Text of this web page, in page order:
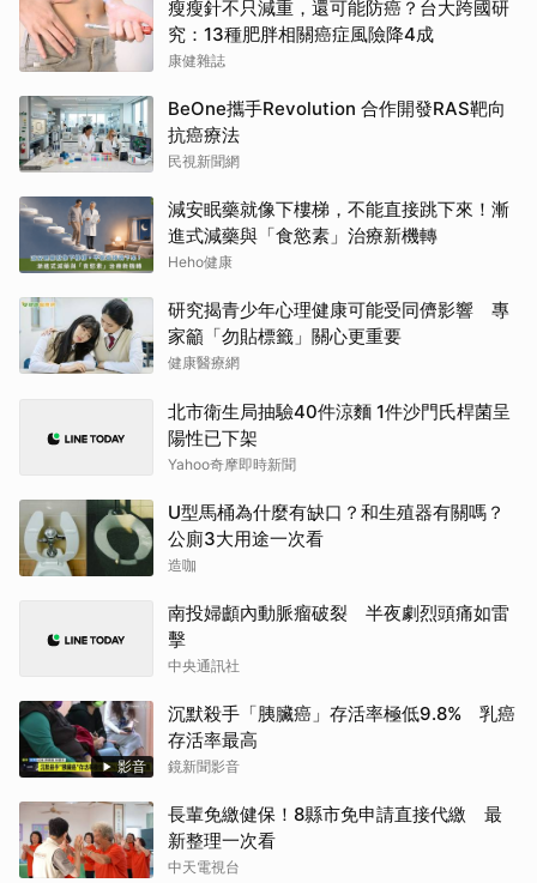
瘦瘦針不只減重，還可能防癌？台大跨國研
究：13種肥胖相關癌症風險降4成
康健雜誌
BeOne攜手Revolution 合作開發RAS靶向
抗癌療法
民視新聞網
減安眠藥就像下樓梯，不能直接跳下來！漸
進式減藥與「食慾素」治療新機轉
Heho健康
研究揭青少年心理健康可能受同儕影響 專
家籲「勿貼標籤」關心更重要
健康醫療網
北市衛生局抽驗40件涼麵 1件沙門氏桿菌呈
陽性已下架
Yahoo奇摩即時新聞
U型馬桶為什麼有缺口？和生殖器有關嗎？
公廁3大用途一次看
造咖
南投婦顱內動脈瘤破裂 半夜劇烈頭痛如雷
擊
中央通訊社
影音
沉默殺手「胰臟癌」存活率極低9.8% 乳癌
存活率最高
鏡新聞影音
長輩免繳健保！8縣市免申請直接代繳 最
新整理一次看
中天電視台